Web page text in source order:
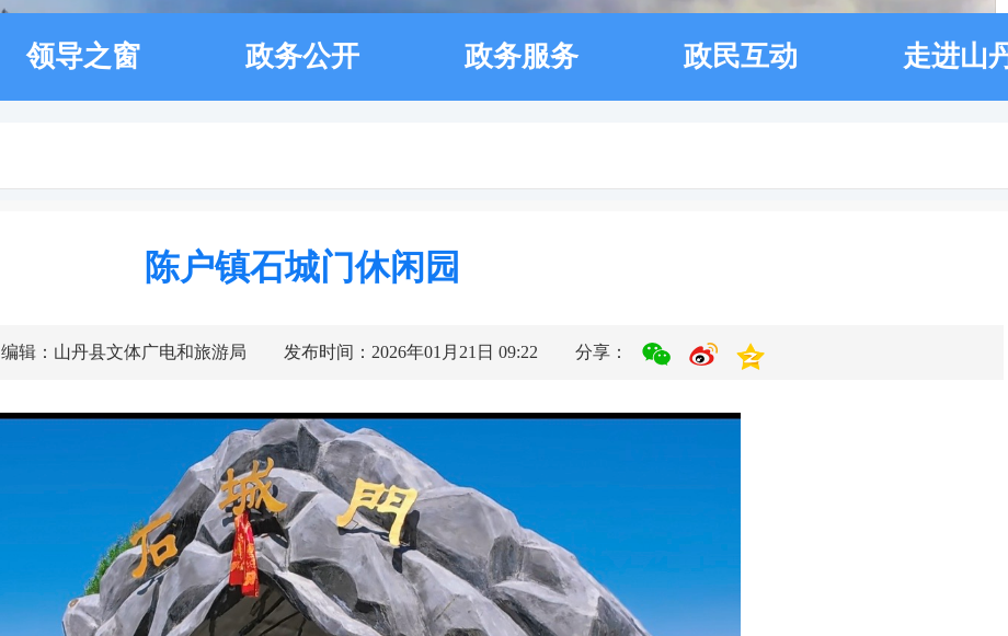
领导之窗 政务公开 政务服务 政民互动 走进山
陈户镇石城门休闲园
编辑：山丹县文体广电和旅游局 发布时间：2026年01月21日 09:22 分享：